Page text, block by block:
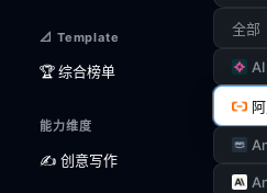
📐 Template
🏆 综合榜单
能力维度
✍️ 创意写作
全部